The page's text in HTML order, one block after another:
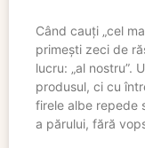
Când cauți „cel
primești zeci de
lucru: „al nostru”.
produsul, ci cu
firele albe repede
a părului, fără